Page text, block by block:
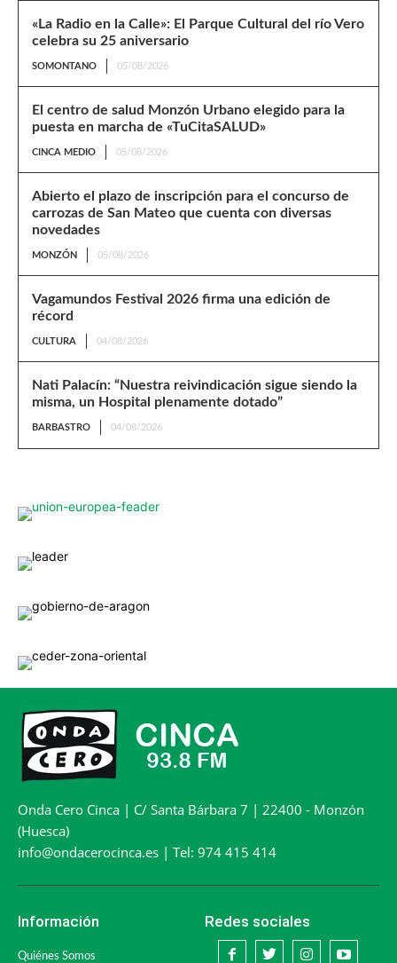
«La Radio en la Calle»: El Parque Cultural del río Vero
celebra su 25 aniversario
SOMONTANO 05/08/2026
El centro de salud Monzón Urbano elegido para la
puesta en marcha de «TuCitaSALUD»
CINCA MEDIO 05/08/2026
Abierto el plazo de inscripción para el concurso de
carrozas de San Mateo que cuenta con diversas
novedades
MONZÓN 05/08/2026
Vagamundos Festival 2026 firma una edición de
récord
CULTURA 04/08/2026
Nati Palacín: “Nuestra reivindicación sigue siendo la
misma, un Hospital plenamente dotado”
BARBASTRO 04/08/2026
Onda Cero Cinca | C/ Santa Bárbara 7 | 22400 - Monzón
(Huesca)
info@ondacerocinca.es | Tel: 974 415 414
Información
Quiénes Somos
Redes sociales